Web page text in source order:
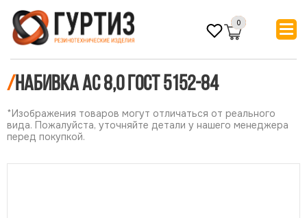
0
/Набивка АС 8,0 ГОСТ 5152-84
*Изображения товаров могут отличаться от реального
вида. Пожалуйста, уточняйте детали у нашего менеджера
перед покупкой.